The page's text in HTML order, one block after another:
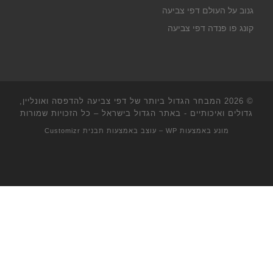
גנוב על העולם דפי צביעה
קונג פו פנדה דפי צביעה
© 2026
המבחר הגדול ביותר של דפי צביעה להדפסה ואונליין,
גדולים ואיכותיים - באתר הגדול בישראל – כל הזכויות שמורות
מונע באמצעות WP – עוצב באמצעות תבנית Customizr